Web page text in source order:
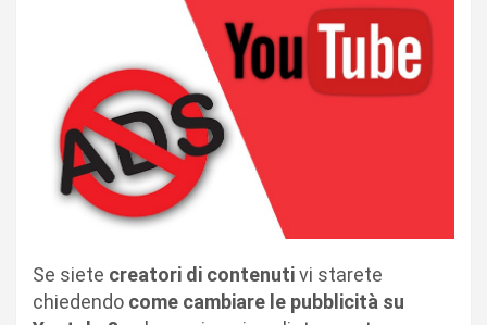
Se siete creatori di contenutivi starete
chiedendo come cambiare le pubblicità su